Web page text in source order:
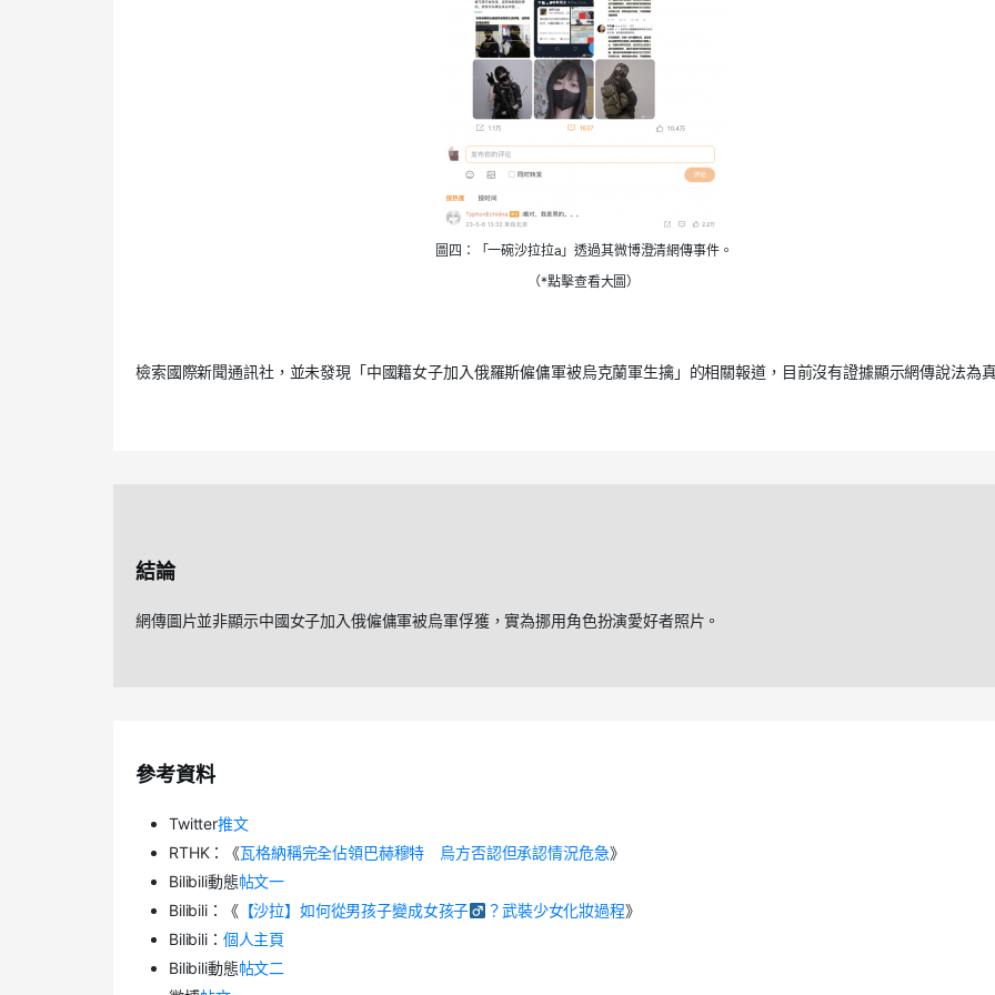
圖四：「一碗沙拉拉a」透過其微博澄清網傳事件。
（*點擊查看大圖）
檢索國際新聞通訊社，並未發現「中國籍女子加入俄羅斯僱傭軍被烏克蘭軍生擒」的相關報道，目前沒有證據顯示網傳說法為
結論
網傳圖片並非顯示中國女子加入俄僱傭軍被烏軍俘獲，實為挪用角色扮演愛好者照片。
參考資料
Twitter推文
RTHK：《瓦格納稱完全佔領巴赫穆特 烏方否認但承認情況危急》
Bilibili動態帖文一
Bilibili：《【沙拉】如何從男孩子變成女孩子 ？武裝少女化妝過程》
Bilibili： 個人主頁
Bilibili動態帖文二